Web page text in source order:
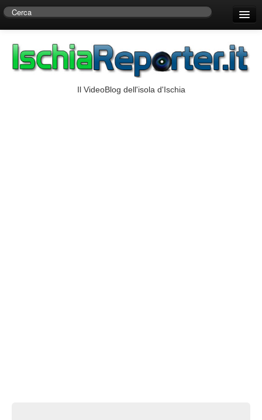
Centro di Ricerche Storiche D’Ambra
Il VideoBlog dell'isola d'Ischia